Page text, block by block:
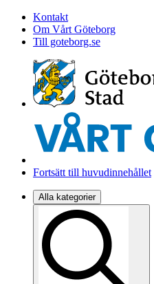
Kontakt
Om Vårt Göteborg
Till goteborg.se
Fortsätt till huvudinnehållet
Alla kategorier